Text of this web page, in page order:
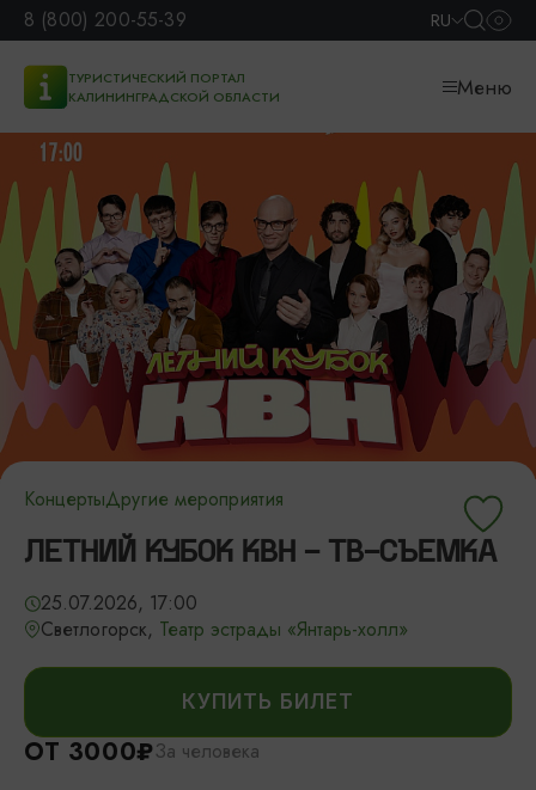
8 (800) 200-55-39 RU
ТУРИСТИЧЕСКИЙ ПОРТАЛ
КАЛИНИНГРАДСКОЙ ОБЛАСТИ
Меню
КонцертыДругие мероприятия
ЛЕТНИЙ КУБОК КВН - ТВ-СЪЕМКА
25.07.2026, 17:00
Светлогорск, Театр эстрады «Янтарь-холл»
КУПИТЬ БИЛЕТ
ОТ 3000₽За человека